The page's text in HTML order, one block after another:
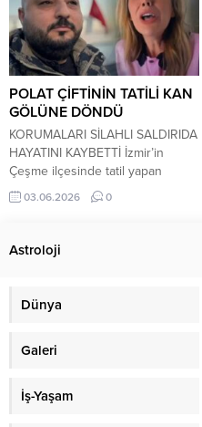
POLAT ÇİFTİNİN TATİLİ KAN
GÖLÜNE DÖNDÜ
KORUMALARI SİLAHLI SALDIRIDA
HAYATINI KAYBETTİ İzmir’in
Çeşme ilçesinde tatil yapan
sosyal medya fenomeni çift Dilan
Polat ve Engin Polat’ın konakladığı
silahlı saldırı, büyük yankı
uyandırdı. Çiftin korumalığını
Engin Polat’ın kuzeni olan Can
Polat, uğradığı saldırı sonucu
göre...
03.06.2026 0
Astroloji
Dünya
Galeri
İş-Yaşam